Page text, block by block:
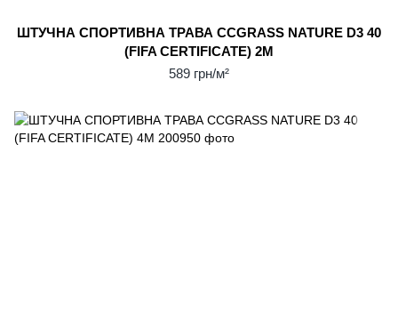
ШТУЧНА СПОРТИВНА ТРАВА CCGRASS NATURE D3 40
(FIFA CERTIFICATE) 2М
589 грн/м²